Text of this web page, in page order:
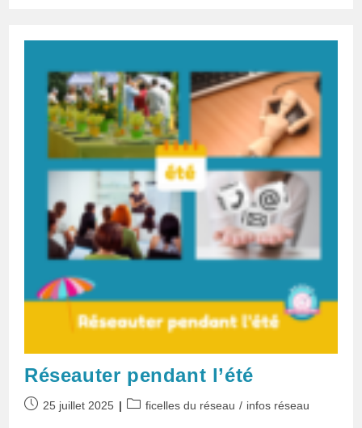
Networking
Réseauter pendant l’été
Publication
25 juillet 2025
Postficelles du réseau / infos réseau